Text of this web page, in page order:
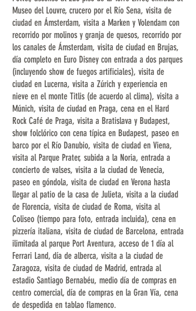
Museo del Louvre, crucero por el Río Sena, visita de
ciudad en Ámsterdam, visita a Marken y Volendam con
recorrido por molinos y granja de quesos, recorrido por
los canales de Ámsterdam, visita de ciudad en Brujas,
día completo en Euro Disney con entrada a dos parques
(incluyendo show de fuegos artificiales), visita de
ciudad en Lucerna, visita a Zúrich y experiencia en
nieve en el monte Titlis (de acuerdo al clima), visita a
Múnich, visita de ciudad en Praga, cena en el Hard
Rock Café de Praga, visita a Bratislava y Budapest,
show folclórico con cena típica en Budapest, paseo en
barco por el Río Danubio, visita de ciudad en Viena,
visita al Parque Prater, subida a la Noria, entrada a
concierto de valses, visita a la ciudad de Venecia,
paseo en góndola, visita de ciudad en Verona hasta
llegar al patio de la casa de Julieta, visita a la ciudad
de Florencia, visita de ciudad de Roma, visita al
Coliseo (tiempo para foto, entrada incluida), cena en
pizzería italiana, visita de ciudad de Barcelona, entrada
ilimitada al parque Port Aventura, acceso de 1 día al
Ferrari Land, día de alberca, visita a la ciudad de
Zaragoza, visita de ciudad de Madrid, entrada al
estadio Santiago Bernabéu, medio día de compras en
centro comercial, día de compras en la Gran Vía, cena
de despedida en tablao flamenco.